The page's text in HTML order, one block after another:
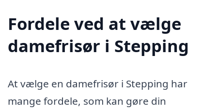
Fordele ved at vælge
damefrisør i Stepping
At vælge en damefrisør i Stepping har
mange fordele, som kan gøre din